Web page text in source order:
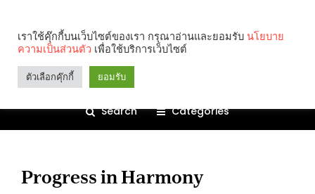
Search Categories
Progress in Harmony
เราใช้คุ๊กกี้บนเว็บไซต์ของเรา กรุณาอ่านและยอมรับ นโยบาย
ความเป็นส่วนตัว เพื่อใช้บริการเว็บไซต์
ตัวเลือกคุ๊กกี้ ยอมรับ